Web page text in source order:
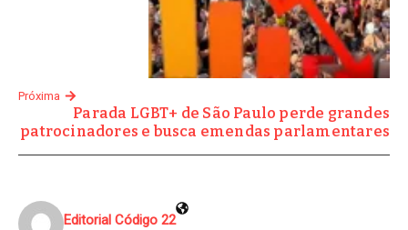
Próxima
Parada LGBT+ de São Paulo perde grandes
patrocinadores e busca emendas parlamentares
Editorial Código 22